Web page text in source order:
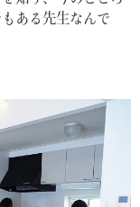
ある先生なんで